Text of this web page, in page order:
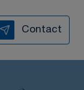
Contact